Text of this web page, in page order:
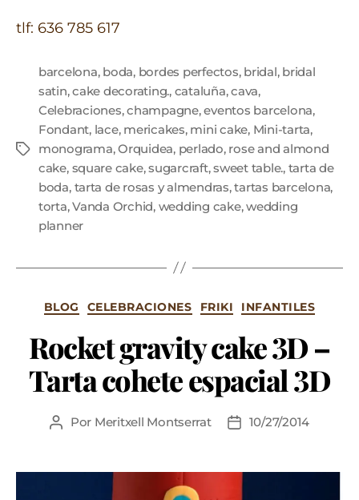
tlf: 636 785 617
barcelona, boda, bordes perfectos, bridal, bridal
satin,cake decorating., cataluña,cava,
Celebraciones,champagne,eventos barcelona,
Fondant, lace, mericakes, mini cake, Mini-tarta,
monograma,Orquidea, perlado, rose and almond
cake, square cake,sugarcraft,sweet table., tarta de
boda, tarta de rosas y almendras,tartas barcelona,
torta,Vanda Orchid, wedding cake,wedding
planner
BLOG CELEBRACIONES FRIKI INFANTILES
Rocket gravity cake 3D –
Tarta cohete espacial 3D
Por Meritxell Montserrat 10/27/2014